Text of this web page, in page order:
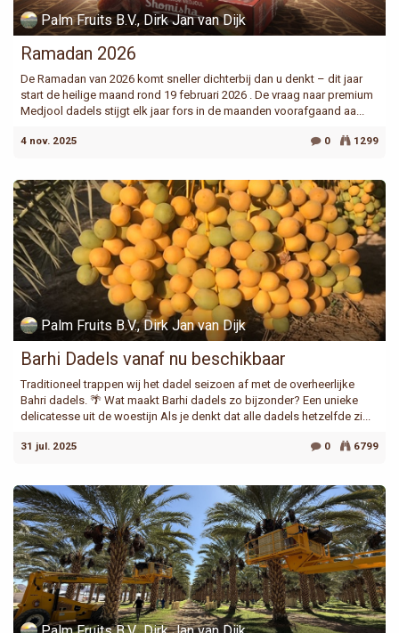
Palm Fruits B.V., Dirk Jan van Dijk
Ramadan 2026
De Ramadan van 2026 komt sneller dichterbij dan u denkt – dit jaar
start de heilige maand rond 19 februari 2026 . De vraag naar premium
Medjool dadels stijgt elk jaar fors in de maanden voorafgaand aa...
4 nov. 2025 0 1299
Palm Fruits B.V., Dirk Jan van Dijk
Barhi Dadels vanaf nu beschikbaar
Traditioneel trappen wij het dadel seizoen af met de overheerlijke
Bahri dadels. 🌴 Wat maakt Barhi dadels zo bijzonder? Een unieke
delicatesse uit de woestijn Als je denkt dat alle dadels hetzelfde zi...
31 jul. 2025 0 6799